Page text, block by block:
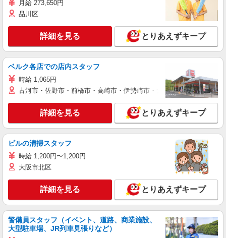
月給 273,650円
品川区
詳細を見る とりあえずキープ
ベルク各店での店内スタッフ
時給 1,065円
古河市・佐野市・前橋市・高崎市・伊勢崎市・太田市・館林市・藤
詳細を見る とりあえずキープ
ビルの清掃スタッフ
時給 1,200円〜1,200円
大阪市北区
詳細を見る とりあえずキープ
警備員スタッフ（イベント、道路、商業施設、
大型駐車場、JR列車見張りなど）